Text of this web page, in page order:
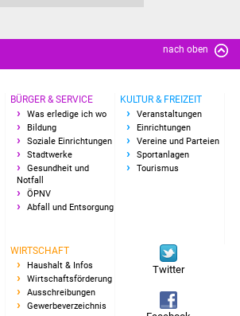
Ärzte und Apotheken
Hitzewarnung / UV-
Index
ÖPNV
Bürgerbus (MOBS)
Abfall und Entsorgung
Kultur & Freizeit
nach oben
BÜRGER & SERVICE
Was erledige ich wo
Bildung
Soziale Einrichtungen
Stadtwerke
Gesundheit und
Notfall
ÖPNV
Abfall und Entsorgung
KULTUR & FREIZEIT
Veranstaltungen
Einrichtungen
Vereine und Parteien
Sportanlagen
Tourismus
WIRTSCHAFT
Haushalt & Infos
Wirtschaftsförderung
Ausschreibungen
Gewerbeverzeichnis
Twitter